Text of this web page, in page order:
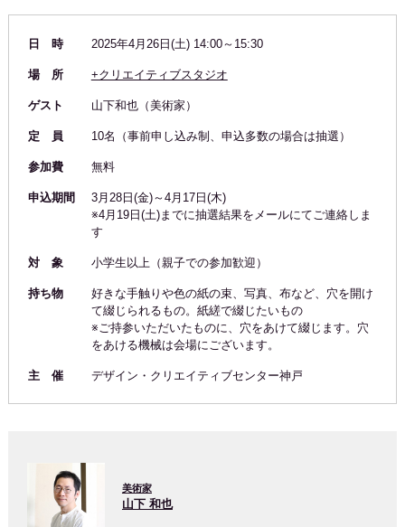
日 時 2025年4月26日(土) 14:00～15:30
場 所 +クリエイティブスタジオ
ゲスト 山下和也（美術家）
定 員 10名（事前申し込み制、申込多数の場合は抽選）
参加費 無料
申込期間
3月28日(金)～4月17日(木)
※4月19日(土)までに抽選結果をメールにてご連絡しま
す
対 象 小学生以上（親子での参加歓迎）
持ち物
好きな手触りや色の紙の束、写真、布など、穴を開け
て綴じられるもの。紙縒で綴じたいもの
※ご持参いただいたものに、穴をあけて綴じます。穴
をあける機械は会場にございます。
主 催 デザイン・クリエイティブセンター神戸
美術家
山下 和也